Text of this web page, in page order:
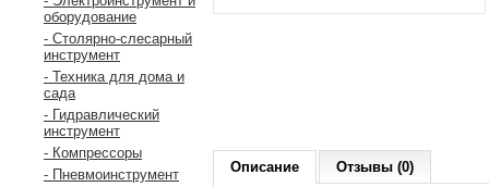
оборудование
- Столярно-слесарный
инструмент
- Техника для дома и
сада
- Гидравлический
инструмент
- Компрессоры
- Пневмоинструмент
Описание Отзывы (0)